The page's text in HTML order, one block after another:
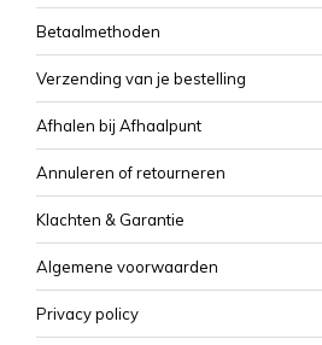
Betaalmethoden
Verzending van je bestelling
Afhalen bij Afhaalpunt
Annuleren of retourneren
Klachten & Garantie
Algemene voorwaarden
Privacy policy